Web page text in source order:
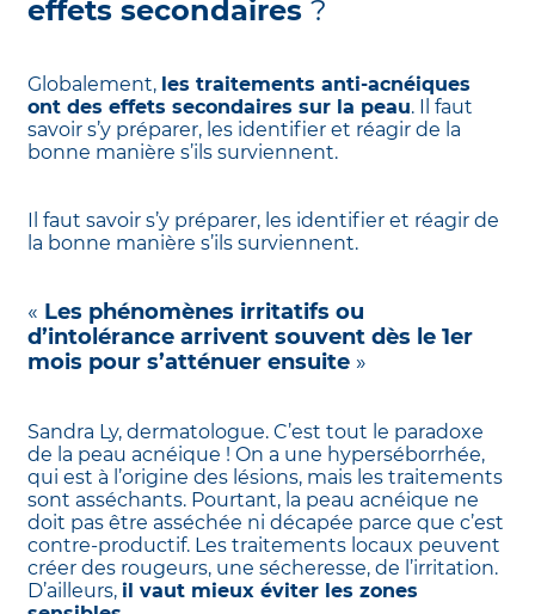
effets secondaires ?
Globalement, les traitements anti-acnéiques
ont des effets secondaires sur la peau. Il faut
savoir s’y préparer, les identifier et réagir de la
bonne manière s’ils surviennent.
Il faut savoir s’y préparer, les identifier et réagir de
la bonne manière s’ils surviennent.
« Les phénomènes irritatifs ou
d’intolérance arrivent souvent dès le 1er
mois pour s’atténuer ensuite »
Sandra Ly, dermatologue. C’est tout le paradoxe
de la peau acnéique ! On a une hyperséborrhée,
qui est à l’origine des lésions, mais les traitements
sont asséchants. Pourtant, la peau acnéique ne
doit pas être asséchée ni décapée parce que c’est
contre-productif. Les traitements locaux peuvent
créer des rougeurs, une sécheresse, de l’irritation.
D’ailleurs, il vaut mieux éviter les zones